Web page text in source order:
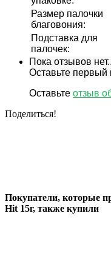
Размер палочки
благовония:
Подставка для
палочек:
Пока отзывов
Оставьте первый
Оставьте отзыв
Поделиться!
Покупатели, которые
Hit 15г, также купили